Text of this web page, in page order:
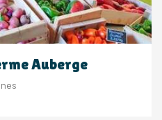
Auberge